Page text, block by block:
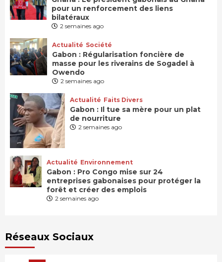
pour un renforcement des liens
bilatéraux
2 semaines ago
Actualité Société
Gabon : Régularisation foncière de
masse pour les riverains de Sogadel à
Owendo
2 semaines ago
Actualité Faits Divers
Gabon : Il tue sa mère pour un plat
de nourriture
2 semaines ago
Actualité Environnement
Gabon : Pro Congo mise sur 24
entreprises gabonaises pour protéger la
forêt et créer des emplois
2 semaines ago
Réseaux Sociaux